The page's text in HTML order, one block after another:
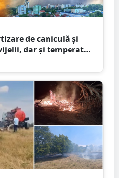
de caniculă și
dar și temperaturi